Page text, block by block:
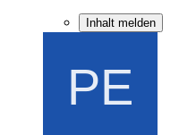
Inhalt melden